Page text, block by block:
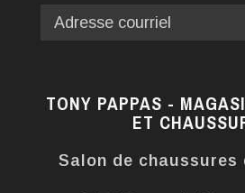
TONY PAPPAS -
ET
Salon de chaussures